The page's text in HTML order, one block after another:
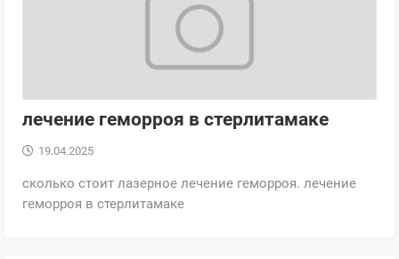
лечение геморроя в стерлитамаке
19.04.2025
сколько стоит лазерное лечение геморроя. лечение
геморроя в стерлитамаке